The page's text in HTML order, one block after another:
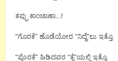
ಕಪ್ಪು ಕಾಂಚಾಣಾ…!
“ಗೊರಕೆ” ಹೊಡೆಯೋರ “ನಿದ್ದೆ”ಲು ಇತ್ತೊ.
“ಪೊರಕೆ” ಹಿಡಿದವರ “ಕೈ”ಯಲ್ಲಿ ಇತ್ತೊ.